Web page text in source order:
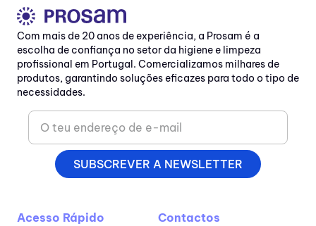
Com mais de 20 anos de experiência, a Prosam é a
escolha de confiança no setor da higiene e limpeza
profissional em Portugal. Comercializamos milhares de
produtos, garantindo soluções eficazes para todo o tipo de
necessidades.
SUBSCREVER A NEWSLETTER
Acesso Rápido Contactos